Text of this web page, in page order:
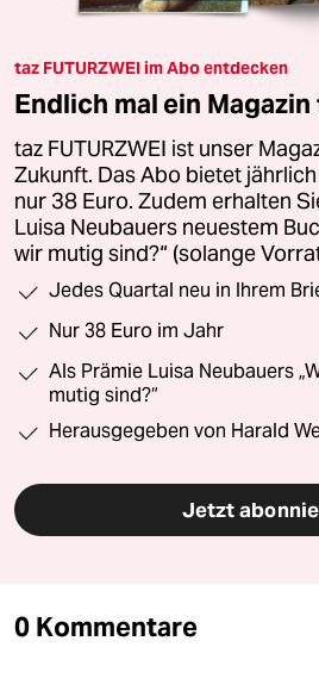
taz FUTURZWEI im Abo entdecken
Endlich mal ein
taz FUTURZWEI ist unser
Zukunft. Das Abo bietet
nur 38 Euro. Zudem erhalten
Luisa Neubauers neuestem
wir mutig sind?“ (solange
Jedes Quartal neu in Ihrem
Nur 38 Euro im Jahr
Als Prämie Luisa Neubauers
mutig sind?“
Herausgegeben von Harald
Jetzt
0 Kommentare